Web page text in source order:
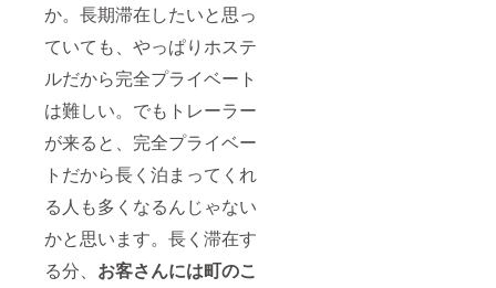
か。長期滞在したいと思っ
ていても、やっぱりホステ
ルだから完全プライベート
は難しい。でもトレーラー
が来ると、完全プライベー
トだから長く泊まってくれ
る人も多くなるんじゃない
かと思います。長く滞在す
る分、 お客さんには町のこ